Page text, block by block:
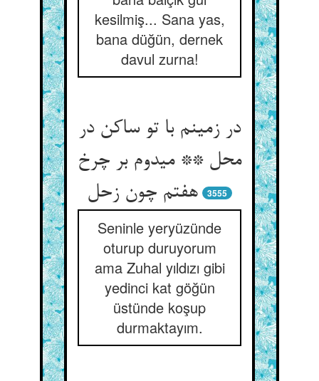
kesilmiş... Sana yas,
bana düğün, dernek
davul zurna!
در زمینم با تو ساکن در
محل ** می‏دوم بر چرخ
هفتم چون زحل‏
3555
Seninle yeryüzünde
oturup duruyorum
ama Zuhal yıldızı gibi
yedinci kat göğün
üstünde koşup
durmaktayım.